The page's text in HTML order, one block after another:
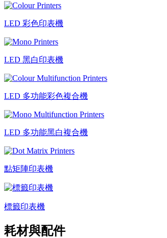
LED 彩色印表機
LED 黑白印表機
LED 多功能彩色複合機
LED 多功能黑白複合機
點矩陣印表機
標籤印表機
耗材與配件